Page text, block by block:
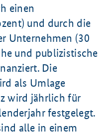
einen
und durch die
Unternehmen (30
und publizistische
Die
als Umlage
wird jährlich für
festgelegt.
alle in einem